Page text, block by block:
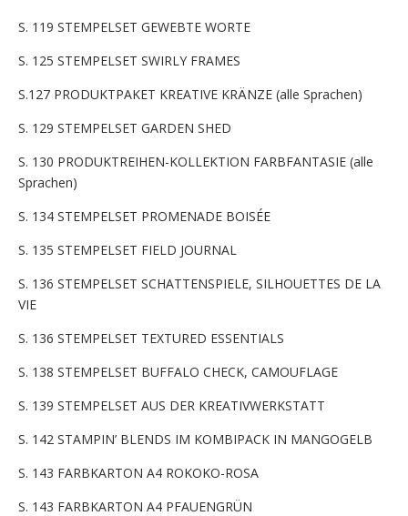
S. 119 STEMPELSET GEWEBTE WORTE
S. 125 STEMPELSET SWIRLY FRAMES
S.127 PRODUKTPAKET KREATIVE KRÄNZE (alle Sprachen)
S. 129 STEMPELSET GARDEN SHED
S. 130 PRODUKTREIHEN-KOLLEKTION FARBFANTASIE (alle
Sprachen)
S. 134 STEMPELSET PROMENADE BOISÉE
S. 135 STEMPELSET FIELD JOURNAL
S. 136 STEMPELSET SCHATTENSPIELE, SILHOUETTES DE LA
VIE
S. 136 STEMPELSET TEXTURED ESSENTIALS
S. 138 STEMPELSET BUFFALO CHECK, CAMOUFLAGE
S. 139 STEMPELSET AUS DER KREATIVWERKSTATT
S. 142 STAMPIN’ BLENDS IM KOMBIPACK IN MANGOGELB
S. 143 FARBKARTON A4 ROKOKO-ROSA
S. 143 FARBKARTON A4 PFAUENGRÜN